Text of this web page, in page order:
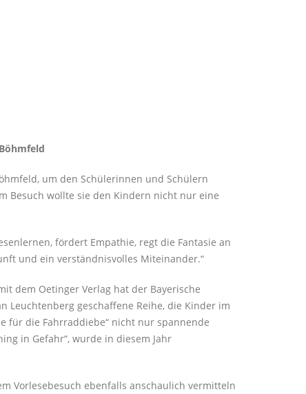
um den Schülerinnen und Schülern
Besuch wollte sie den Kindern nicht nur eine
fördert Empathie, regt die Fantasie an
und ein verständnisvolles Miteinander.“
dem Oetinger Verlag hat der Bayerische
Leuchtenberg geschaffene Reihe, die Kinder im
für die Fahrraddiebe“ nicht nur spannende
in Gefahr“, wurde in diesem Jahr
Vorlesebesuch ebenfalls anschaulich vermitteln